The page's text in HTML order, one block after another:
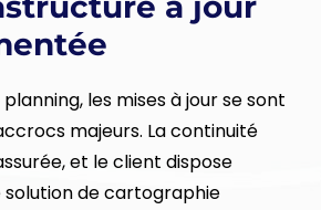
les mises à jour se sont
majeurs. La continuité
et le client dispose
solution de cartographie